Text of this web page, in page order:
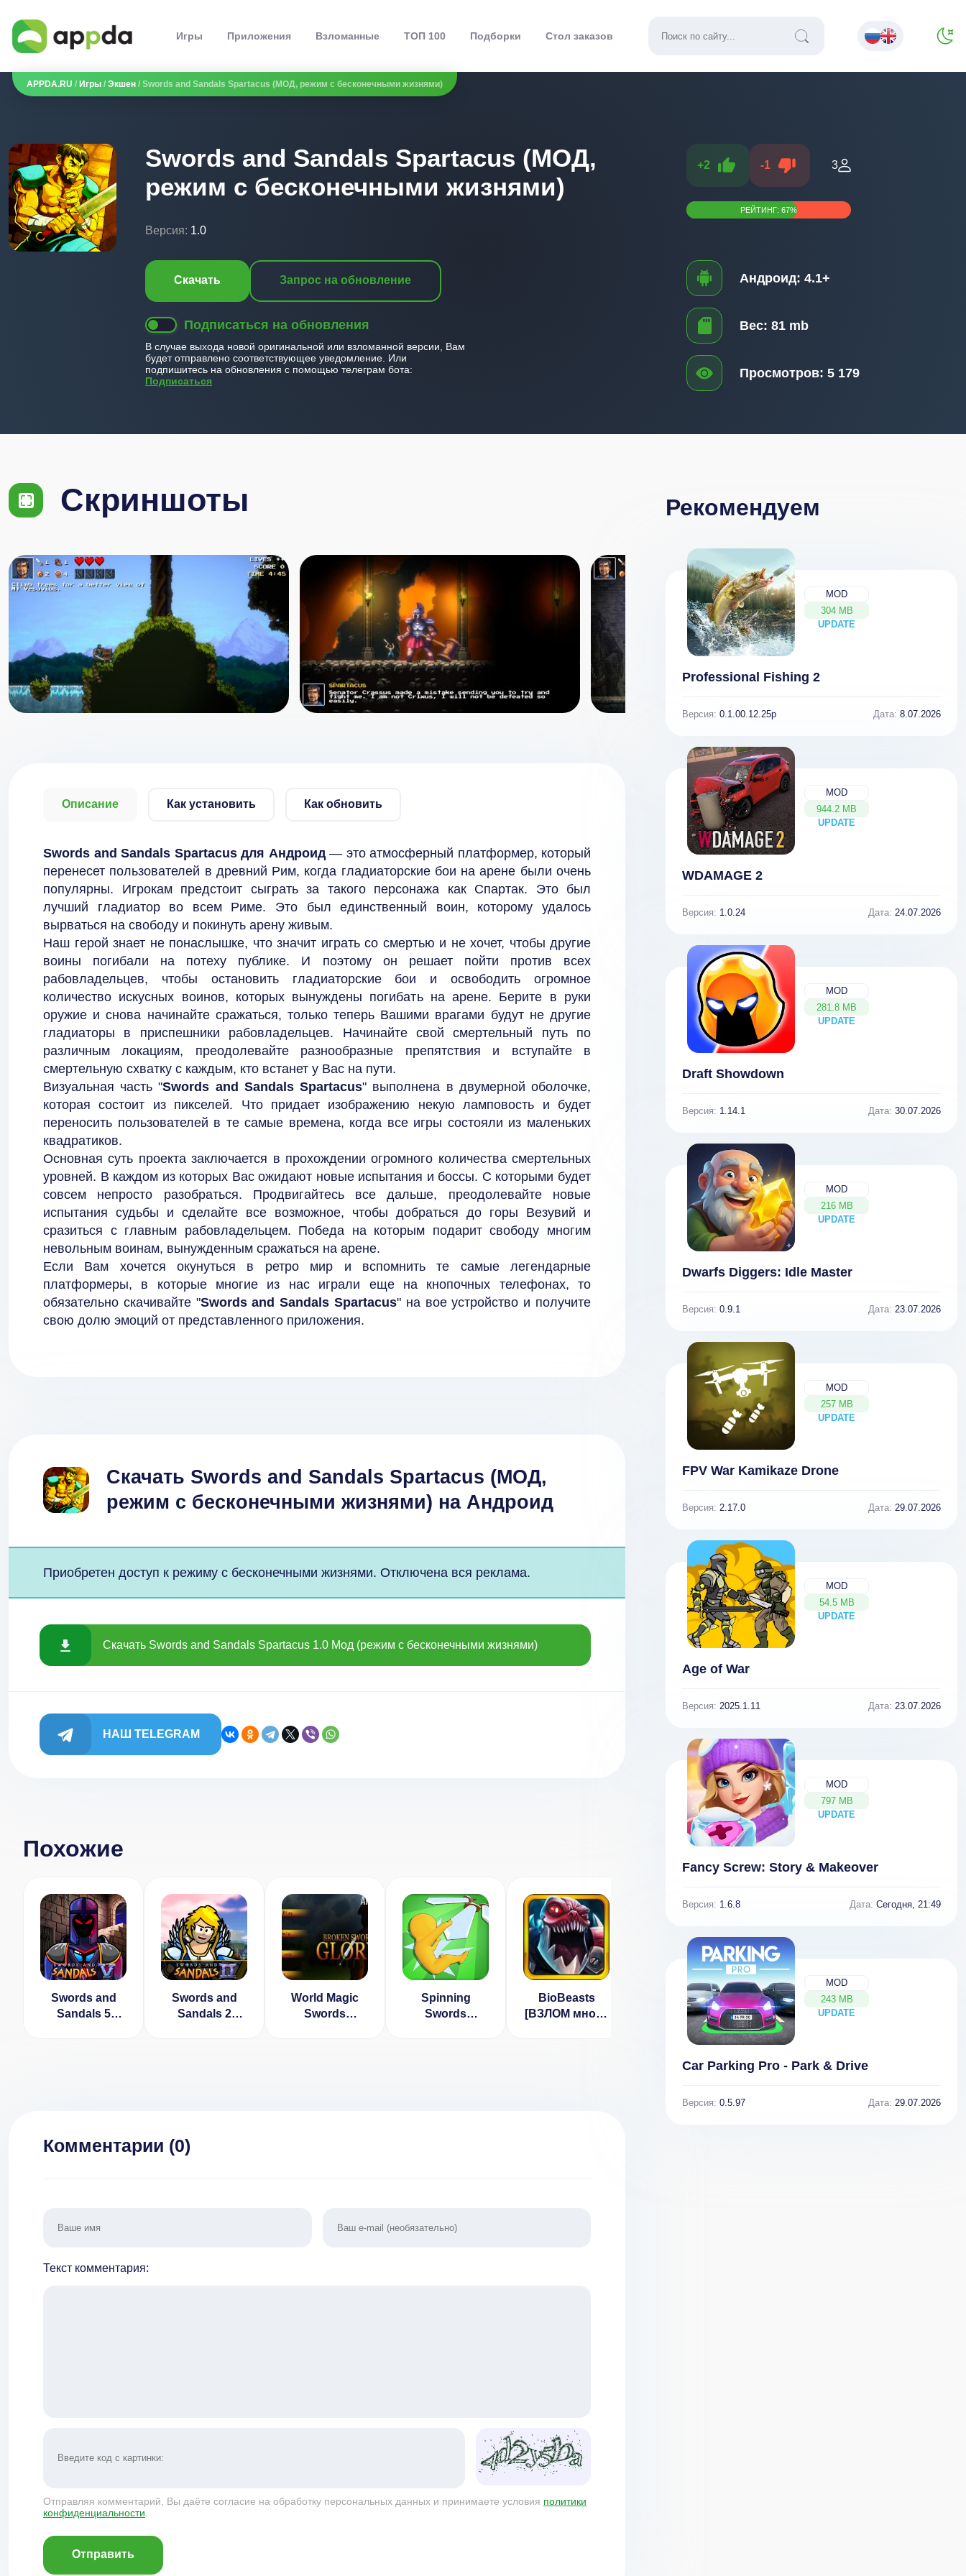
Игры Приложения Взломанные ТОП 100 Подборки Стол заказов
APPDA.RU / Игры / Экшен / Swords and Sandals Spartacus (МОД, режим с бесконечными жизнями)
Swords and Sandals Spartacus (МОД,
режим с бесконечными жизнями)
Версия: 1.0
Скачать Запрос на обновление
Подписаться на обновления
В случае выхода новой оригинальной или взломанной версии, Вам
будет отправлено соответствующее уведомление. Или
подпишитесь на обновления с помощью телеграм бота:
Подписаться
+2 -1 3
РЕЙТИНГ:67%
Андроид: 4.1+
Вес: 81 mb
Просмотров: 5 179
Скриншоты
Описание Как установить Как обновить
Swords and Sandals Spartacus для Андроид— это атмосферный платформер, который
перенесет пользователей в древний Рим, когда гладиаторские бои на арене были очень
популярны. Игрокам предстоит сыграть за такого персонажа как Спартак. Это был
лучший гладиатор во всем Риме. Это был единственный воин, которому удалось
вырваться на свободу и покинуть арену живым.
Наш герой знает не понаслышке, что значит играть со смертью и не хочет, чтобы другие
воины погибали на потеху публике. И поэтому он решает пойти против всех
рабовладельцев, чтобы остановить гладиаторские бои и освободить огромное
количество искусных воинов, которых вынуждены погибать на арене. Берите в руки
оружие и снова начинайте сражаться, только теперь Вашими врагами будут не другие
гладиаторы в приспешники рабовладельцев. Начинайте свой смертельный путь по
различным локациям, преодолевайте разнообразные препятствия и вступайте в
смертельную схватку с каждым, кто встанет у Вас на пути.
Визуальная часть "Swords and Sandals Spartacus" выполнена в двумерной оболочке,
которая состоит из пикселей. Что придает изображению некую ламповость и будет
переносить пользователей в те самые времена, когда все игры состояли из маленьких
квадратиков.
Основная суть проекта заключается в прохождении огромного количества смертельных
уровней. В каждом из которых Вас ожидают новые испытания и боссы. С которыми будет
совсем непросто разобраться. Продвигайтесь все дальше, преодолевайте новые
испытания судьбы и сделайте все возможное, чтобы добраться до горы Везувий и
сразиться с главным рабовладельцем. Победа на которым подарит свободу многим
невольным воинам, вынужденным сражаться на арене.
Если Вам хочется окунуться в ретро мир и вспомнить те самые легендарные
платформеры, в которые многие из нас играли еще на кнопочных телефонах, то
обязательно скачивайте "Swords and Sandals Spartacus" на вое устройство и получите
свою долю эмоций от представленного приложения.
Скачать Swords and Sandals Spartacus (МОД,
режим с бесконечными жизнями) на Андроид
Приобретен доступ к режиму с бесконечными жизнями. Отключена вся реклама.
Скачать Swords and Sandals Spartacus 1.0 Мод (режим с бесконечными жизнями)
НАШ TELEGRAM
Похожие
Swords and
Sandals 5
Swords and
Sandals 2
World Magic
Swords
Spinning
Swords
BioBeasts
[ВЗЛОМ много
Blitz Brigade -
онлайн угар! v
3.5.2b [ВЗЛОМ:
много оружия]
Battlelands
Royale v 2.6.1
[ВЗЛОМ на
боеприпасы]
Комментарии (0)
Текст комментария:
Отправляя комментарий, Вы даёте согласие на обработку персональных данных и принимаете условия политики
конфиденциальности
Отправить
Рекомендуем
MOD
304 MB
UPDATE
NEW
Professional Fishing 2
Версия: 0.1.00.12.25p Дата: 8.07.2026
MOD
944.2 MB
UPDATE
NEW
WDAMAGE 2
Версия: 1.0.24 Дата: 24.07.2026
MOD
281.8 MB
UPDATE
NEW
Draft Showdown
Версия: 1.14.1 Дата: 30.07.2026
MOD
216 MB
UPDATE
NEW
Dwarfs Diggers: Idle Master
Версия: 0.9.1 Дата: 23.07.2026
MOD
257 MB
UPDATE
NEW
FPV War Kamikaze Drone
Версия: 2.17.0 Дата: 29.07.2026
MOD
54.5 MB
UPDATE
NEW
Age of War
Версия: 2025.1.11 Дата: 23.07.2026
MOD
797 MB
UPDATE
NEW
Fancy Screw: Story & Makeover
Версия: 1.6.8 Дата: Сегодня, 21:49
MOD
243 MB
UPDATE
NEW
Car Parking Pro - Park & Drive
Версия: 0.5.97 Дата: 29.07.2026